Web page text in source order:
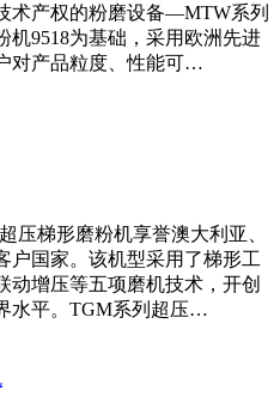
术产权的粉磨设备—MTW系列
机9518为基础，采用欧洲先进
对产品粒度、性能可…
压梯形磨粉机享誉澳大利亚、
户国家。该机型采用了梯形工
动增压等五项磨机技术，开创
水平。TGM系列超压…